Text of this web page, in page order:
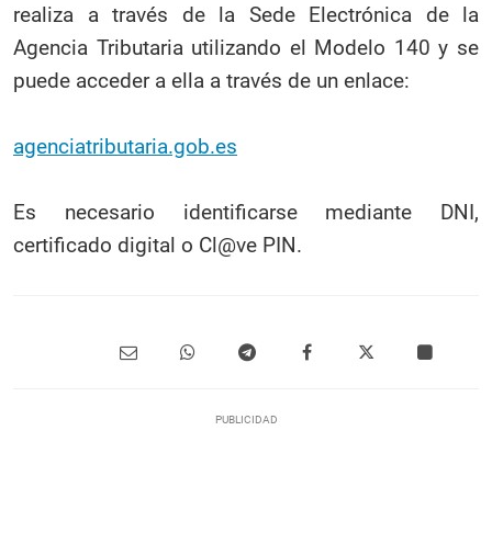
realiza a través de la Sede Electrónica de la
Agencia Tributaria utilizando el Modelo 140 y se
puede acceder a ella a través de un enlace:
agenciatributaria.gob.es
Es necesario identificarse mediante DNI,
certificado digital o Cl@ve PIN.